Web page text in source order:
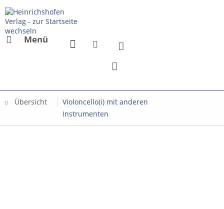
Menü
Übersicht
Violoncello(i) mit anderen
Instrumenten